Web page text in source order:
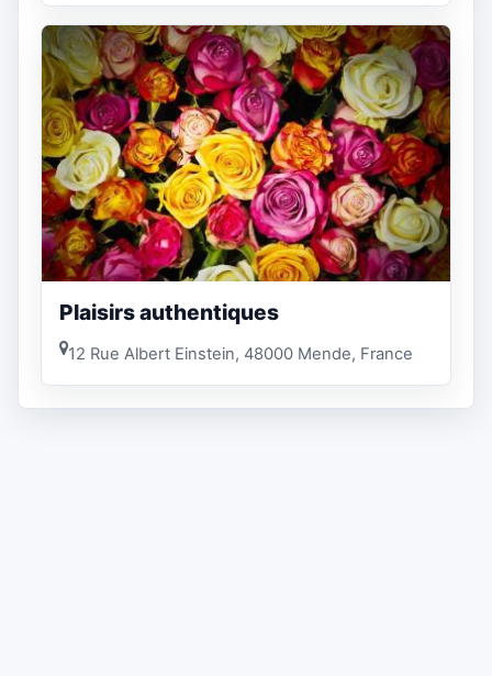
Plaisirs authentiques
12 Rue Albert Einstein, 48000 Mende, France